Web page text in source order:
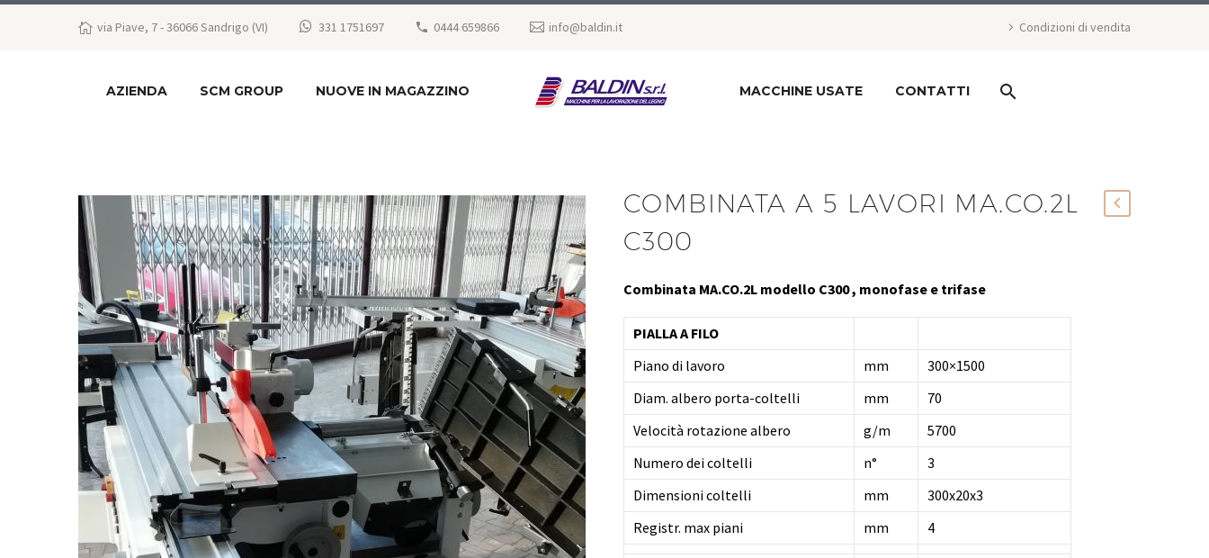
via Piave, 7 - 36066 Sandrigo (VI) 331 1751697 0444 659866 info@baldin.it Condizioni di vendita
AZIENDA SCM GROUP NUOVE IN MAGAZZINO MACCHINE USATE CONTATTI
COMBINATA A 5 LAVORI MA.CO.2L
C300
Combinata MA.CO.2L modello C300 , monofase e trifase
PIALLA A FILO
Piano di lavoro
mm
300×1500
Diam. albero porta-coltelli
mm
70
Velocità rotazione albero
g/m
5700
Numero dei coltelli
n°
3
Dimensioni coltelli
mm
300x20x3
Registr. max piani
mm 4